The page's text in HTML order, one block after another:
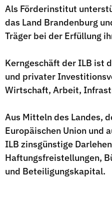
Als Förderinstitut
das Land Brandenburg
Träger bei der Erfüllung
Kerngeschäft der ILB ist
und privater
Wirtschaft, Arbeit,
Aus Mitteln des Landes,
Europäischen Union und
ILB zinsgünstige
Haftungsfreistellungen,
und Beteiligungskapital.